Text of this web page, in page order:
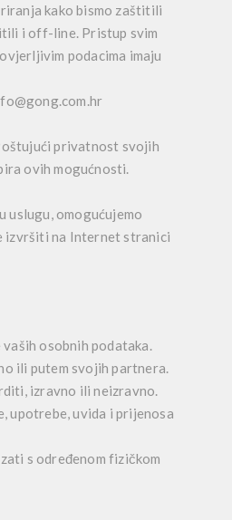
kako bismo zaštitili
i off-line. Pristup svim
podacima imaju
privatnost svojih
ovih mogućnosti.
uslugu, omogućujemo
izvršiti na Internet stranici
osobnih podataka.
ili putem svojih partnera.
izravno ili neizravno.
upotrebe, uvida i prijenosa
s određenom fizičkom